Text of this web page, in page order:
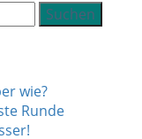
wie?
Runde